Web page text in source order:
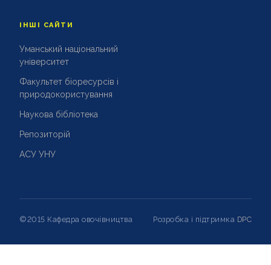
ІНШІ САЙТИ
Уманський національний
університет
Факультет біоресурсів і
природокористування
Наукова бібліотека
Репозиторій
АСУ УНУ
©2015 Кафедра овочівництва Розробка і підтримка DPC